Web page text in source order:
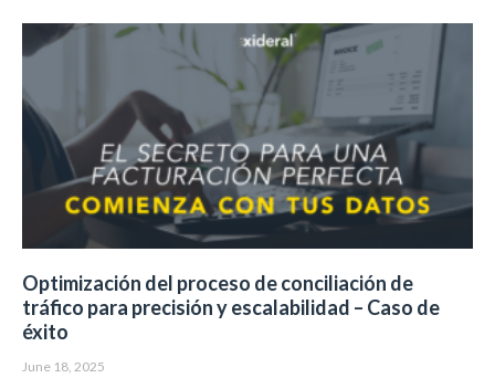
Optimización del proceso de conciliación de
tráfico para precisión y escalabilidad – Caso de
éxito
June 18, 2025